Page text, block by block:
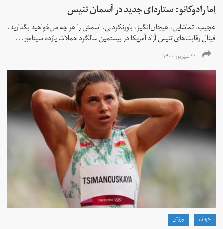
اِما رادوکانو: ستاره‌ای جدید در آسمان تنیس
عجیب، تماشایی، هیجان‌انگیز، باورنکردنی. اسمش را هر چه می‌خواهید بگذارید.
فینال رقابت‌های تنیس آزاد آمریکا در بیستمین سالگرد حملات یازده سپتامبر...
۲۱ شهریور ۱۴۰۰
جهان ورزش